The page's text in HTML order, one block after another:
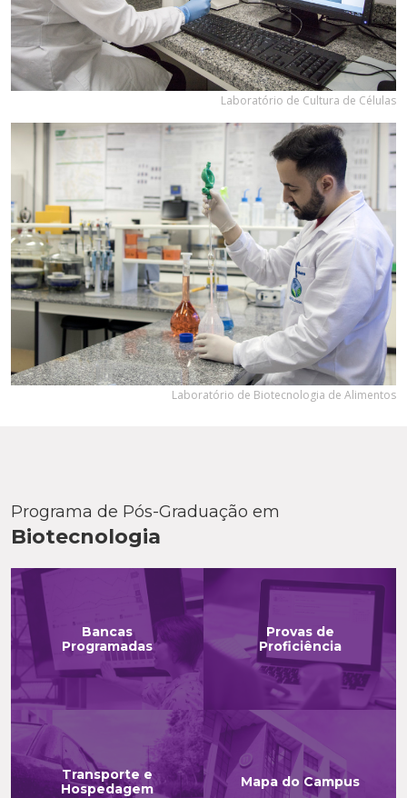
Laboratório de Cultura de Células
Laboratório de Biotecnologia de Alimentos
Programa de Pós-Graduação em
Biotecnologia
Bancas
Programadas
Provas de
Proficiência
Transporte e
Hospedagem
Mapa do Campus